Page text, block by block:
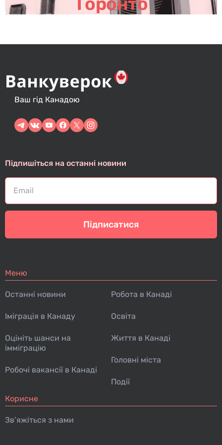
Ваш гід Канадою
Підпишіться на останні новини
Підписатися
Меню
Останні новини
Іміграція в Канаду
Оцініть шанси на
імміграцію
Робочі вакансії в Канаді
Робота в Канаді
Освіта
Життя в Канаді
Головні міста
Події
Корисне
Зв’яжіться з нами